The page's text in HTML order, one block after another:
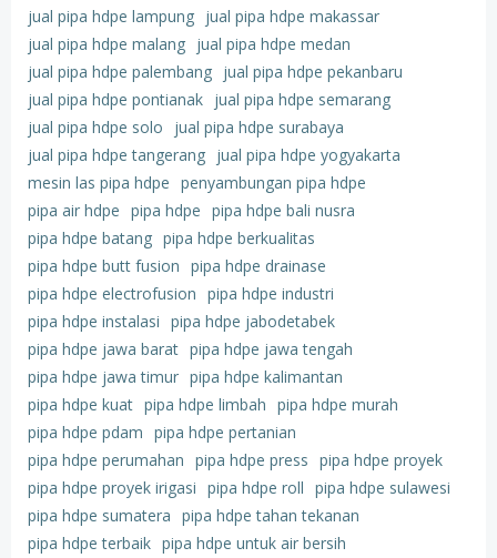
jual pipa hdpe lampung jual pipa hdpe makassar
jual pipa hdpe malang jual pipa hdpe medan
jual pipa hdpe palembang jual pipa hdpe pekanbaru
jual pipa hdpe pontianak jual pipa hdpe semarang
jual pipa hdpe solo
jual pipa hdpe surabaya
jual pipa hdpe tangerang jual pipa hdpe yogyakarta
mesin las pipa hdpe penyambungan pipa hdpe
pipa air hdpe pipa hdpe pipa hdpe bali nusra
pipa hdpe batang pipa hdpe berkualitas
pipa hdpe butt fusion pipa hdpe drainase
pipa hdpe electrofusion pipa hdpe industri
pipa hdpe instalasi pipa hdpe jabodetabek
pipa hdpe jawa barat pipa hdpe jawa tengah
pipa hdpe jawa timur pipa hdpe kalimantan
pipa hdpe kuat pipa hdpe limbah pipa hdpe murah
pipa hdpe pdam pipa hdpe pertanian
pipa hdpe perumahan pipa hdpe press pipa hdpe proyek
pipa hdpe proyek irigasi pipa hdpe roll pipa hdpe sulawesi
pipa hdpe sumatera pipa hdpe tahan tekanan
pipa hdpe terbaik pipa hdpe untuk air bersih